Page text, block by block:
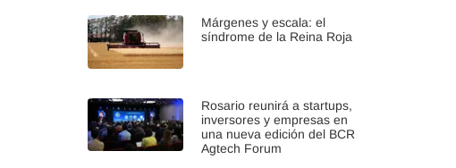
Márgenes y escala: el
síndrome de la Reina Roja
Rosario reunirá a startups,
inversores y empresas en
una nueva edición del BCR
Agtech Forum